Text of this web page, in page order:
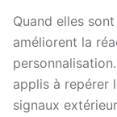
Quand elles
améliorent la
applis à repérer
signaux